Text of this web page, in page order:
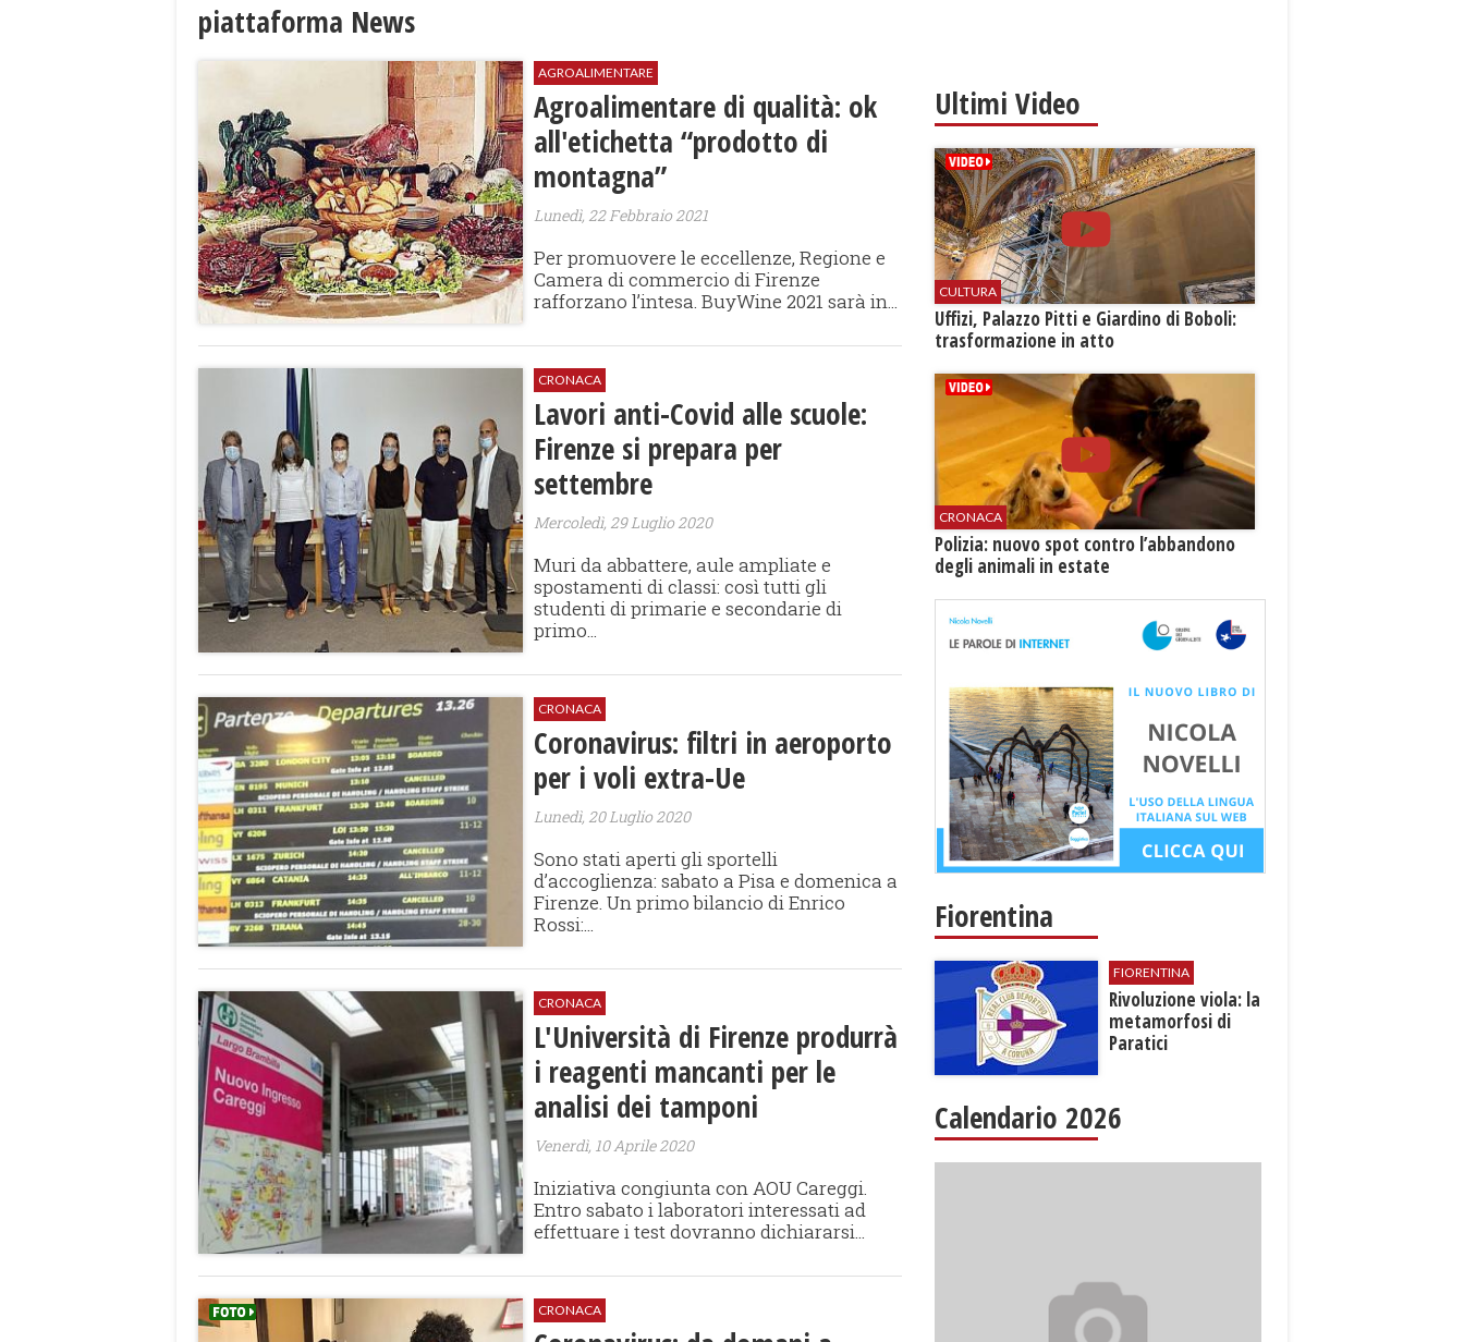
piattaforma News
AGROALIMENTARE
Agroalimentare di qualità: ok
all'etichetta “prodotto di
montagna”
Lunedì, 22 Febbraio 2021
Per promuovere le eccellenze, Regione e
Camera di commercio di Firenze
rafforzano l’intesa. BuyWine 2021 sarà in...
CRONACA
Lavori anti-Covid alle scuole:
Firenze si prepara per
settembre
Mercoledì, 29 Luglio 2020
Muri da abbattere, aule ampliate e
spostamenti di classi: così tutti gli
studenti di primarie e secondarie di
primo...
CRONACA
Coronavirus: filtri in aeroporto
per i voli extra-Ue
Lunedì, 20 Luglio 2020
Sono stati aperti gli sportelli
d’accoglienza: sabato a Pisa e domenica a
Firenze. Un primo bilancio di Enrico
Rossi:...
CRONACA
L'Università di Firenze produrrà
i reagenti mancanti per le
analisi dei tamponi
Venerdì, 10 Aprile 2020
Iniziativa congiunta con AOU Careggi.
Entro sabato i laboratori interessati ad
effettuare i test dovranno dichiararsi...
CRONACA
Ultimi Video
CULTURA
Uffizi, Palazzo Pitti e Giardino di Boboli:
trasformazione in atto
CRONACA
Polizia: nuovo spot contro l’abbandono
degli animali in estate
Fiorentina
FIORENTINA
​Rivoluzione viola: la
metamorfosi di
Paratici
Calendario 2026